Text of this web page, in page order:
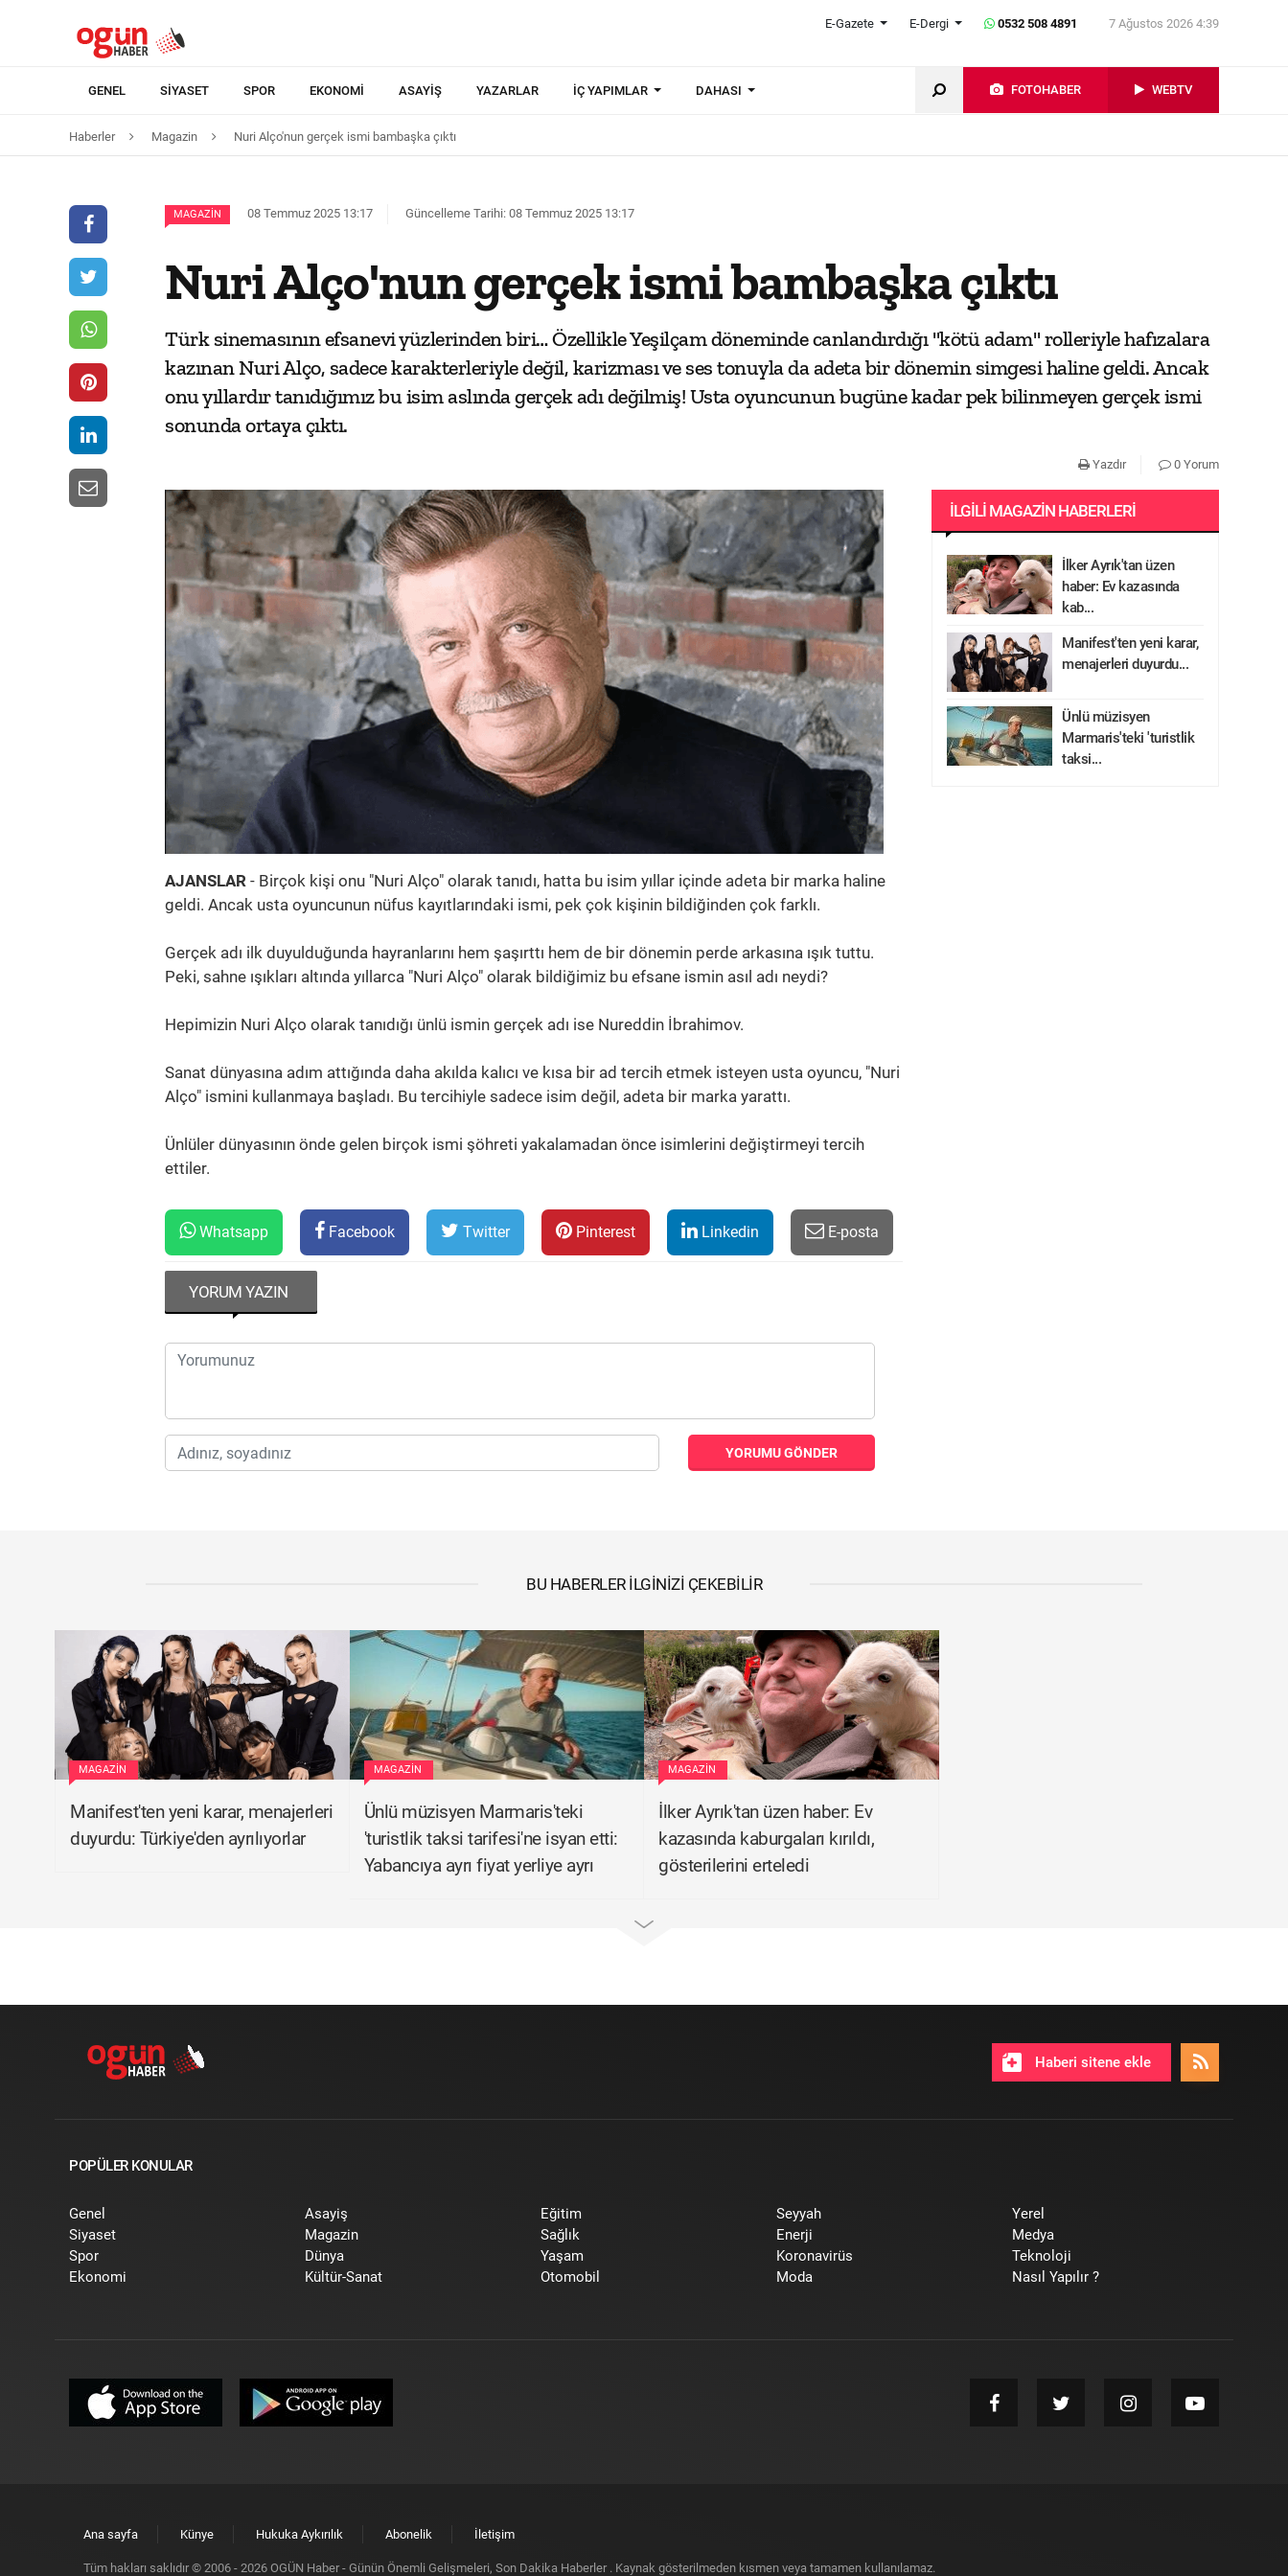
E-Gazete E-Dergi 0532 508 4891 7 Ağustos 2026 4:39
GENEL SIYASET SPOR EKONOMI ASAYIŞ YAZARLAR İÇ YAPIMLAR DAHASI FOTOHABER WEBTV
Haberler Magazin Nuri Alço'nun gerçek ismi bambaşka çıktı
MAGAZIN 08 Temmuz 2025 13:17 Güncelleme Tarihi: 08 Temmuz 2025 13:17
Nuri Alço'nun gerçek ismi bambaşka çıktı
Türk sinemasının efsanevi yüzlerinden biri… Özellikle Yeşilçam döneminde canlandırdığı "kötü adam" rolleriyle hafızalara
kazınan Nuri Alço, sadece karakterleriyle değil, karizması ve ses tonuyla da adeta bir dönemin simgesi haline geldi. Ancak
onu yıllardır tanıdığımız bu isim aslında gerçek adı değilmiş! Usta oyuncunun bugüne kadar pek bilinmeyen gerçek ismi
sonunda ortaya çıktı.
Yazdır 0 Yorum
AJANSLAR - Birçok kişi onu "Nuri Alço" olarak tanıdı, hatta bu isim yıllar içinde adeta bir marka haline
geldi. Ancak usta oyuncunun nüfus kayıtlarındaki ismi, pek çok kişinin bildiğinden çok farklı.
Gerçek adı ilk duyulduğunda hayranlarını hem şaşırttı hem de bir dönemin perde arkasına ışık tuttu.
Peki, sahne ışıkları altında yıllarca "Nuri Alço" olarak bildiğimiz bu efsane ismin asıl adı neydi?
Hepimizin Nuri Alço olarak tanıdığı ünlü ismin gerçek adı ise Nureddin İbrahimov.
Sanat dünyasına adım attığında daha akılda kalıcı ve kısa bir ad tercih etmek isteyen usta oyuncu, "Nuri
Alço" ismini kullanmaya başladı. Bu tercihiyle sadece isim değil, adeta bir marka yarattı.
Ünlüler dünyasının önde gelen birçok ismi şöhreti yakalamadan önce isimlerini değiştirmeyi tercih
ettiler.
Whatsapp Facebook Twitter Pinterest Linkedin E-posta
YORUM YAZIN
YORUMU GÖNDER
İLGILI MAGAZIN HABERLERI
İlker Ayrık'tan üzen
haber: Ev kazasında
kab...
Manifest'ten yeni karar,
menajerleri duyurdu...
Ünlü müzisyen
Marmaris'teki 'turistlik
taksi...
BU HABERLER İLGINIZI ÇEKEBILIR
MAGAZIN
Manifest'ten yeni karar, menajerleri
duyurdu: Türkiye'den ayrılıyorlar
MAGAZIN
Ünlü müzisyen Marmaris'teki
'turistlik taksi tarifesi'ne isyan etti:
Yabancıya ayrı fiyat yerliye ayrı
MAGAZIN
İlker Ayrık'tan üzen haber: Ev
kazasında kaburgaları kırıldı,
gösterilerini erteledi
Haberi sitene ekle
POPÜLER KONULAR
Genel
Siyaset
Spor
Ekonomi
Asayiş
Magazin
Dünya
Kültür-Sanat
Eğitim
Sağlık
Yaşam
Otomobil
Seyyah
Enerji
Koronavirüs
Moda
Yerel
Medya
Teknoloji
Nasıl Yapılır ?
Ana sayfa Künye Hukuka Aykırılık Abonelik İletişim
Tüm hakları saklıdır © 2006 - 2026 OGÜN Haber - Günün Önemli Gelişmeleri, Son Dakika Haberler . Kaynak gösterilmeden kısmen veya tamamen kullanılamaz.